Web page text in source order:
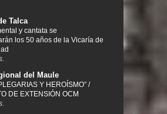
Talca
y cantata se
los 50 años de la Vicaría de
del Maule
Y HEROÍSMO” /
DE EXTENSIÓN OCM